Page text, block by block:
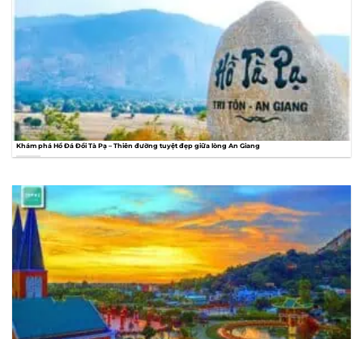
Khám phá Hồ Đá Đồi Tà Pạ – Thiên đường tuyệt đẹp giữa lòng An Giang